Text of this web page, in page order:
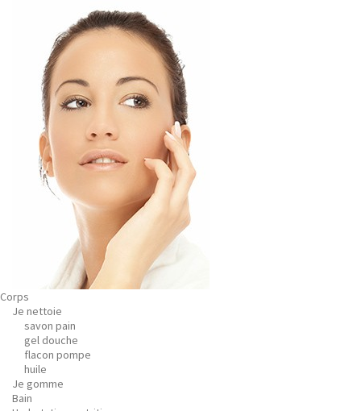
Corps
Je nettoie
savon pain
gel douche
flacon pompe
huile
Je gomme
Bain